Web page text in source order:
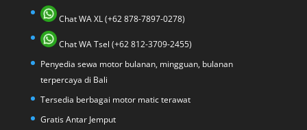
Chat WA XL (+62 878-7897-0278)
Chat WA Tsel (+62 812-3709-2455)
Penyedia sewa motor bulanan, mingguan, bulanan
terpercaya di Bali
Tersedia berbagai motor matic terawat
Gratis Antar Jemput